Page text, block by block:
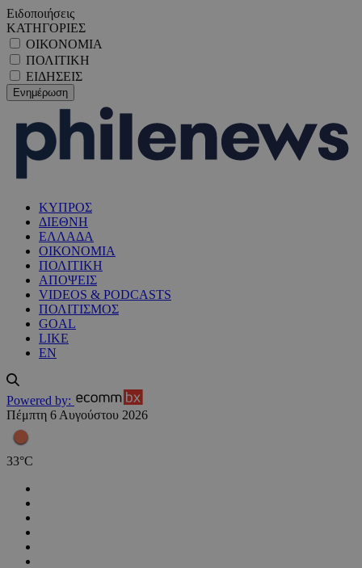
Ειδοποιήσεις
ΚΑΤΗΓΟΡΙΕΣ
ΟΙΚΟΝΟΜΙΑ
ΠΟΛΙΤΙΚΗ
ΕΙΔΗΣΕΙΣ
ΚΥΠΡΟΣ
ΔΙΕΘΝΗ
ΕΛΛΑΔΑ
ΟΙΚΟΝΟΜΙΑ
ΠΟΛΙΤΙΚΗ
ΑΠΟΨΕΙΣ
VIDEOS & PODCASTS
ΠΟΛΙΤΙΣΜΟΣ
GOAL
LIKE
EN
Powered by:
Πέμπτη 6 Αυγούστου 2026
33°C